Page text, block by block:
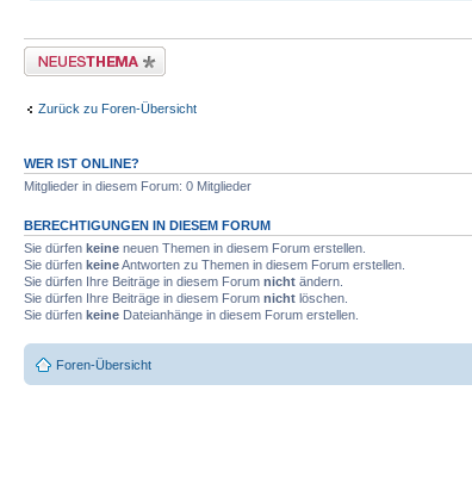
Neues Thema erstellen
Zurück zu Foren-Übersicht
WER IST ONLINE?
Mitglieder in diesem Forum: 0 Mitglieder
BERECHTIGUNGEN IN DIESEM FORUM
Sie dürfen keine neuen Themen in diesem Forum erstellen.
Sie dürfen keineAntworten zu Themen in diesem Forum erstellen.
Sie dürfen Ihre Beiträge in diesem Forum nicht ändern.
Sie dürfen Ihre Beiträge in diesem Forum nicht löschen.
Sie dürfen keine Dateianhänge in diesem Forum erstellen.
Foren-Übersicht